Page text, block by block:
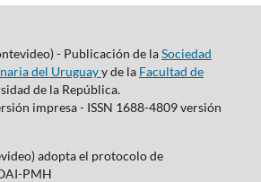
- Publicación de laSociedad
del Uruguayy de la Facultad de
de la República.
impresa - ISSN 1688-4809 versión
adopta el protocolo de
PMH